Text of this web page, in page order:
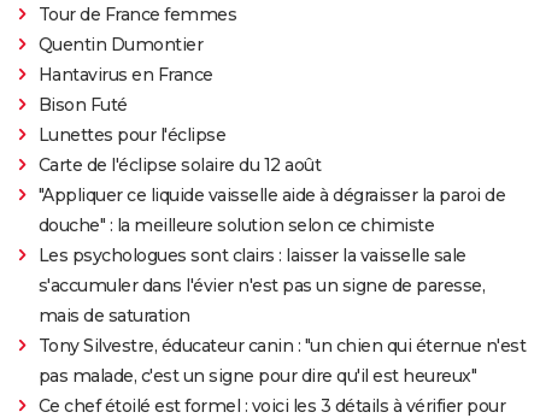
Tour de France femmes
Quentin Dumontier
Hantavirus en France
Bison Futé
Lunettes pour l'éclipse
Carte de l'éclipse solaire du 12 août
"Appliquer ce liquide vaisselle aide à dégraisser la paroi de
douche" : la meilleure solution selon ce chimiste
Les psychologues sont clairs : laisser la vaisselle sale
s'accumuler dans l'évier n'est pas un signe de paresse,
mais de saturation
Tony Silvestre, éducateur canin : "un chien qui éternue n'est
pas malade, c'est un signe pour dire qu'il est heureux"
Ce chef étoilé est formel : voici les 3 détails à vérifier pour